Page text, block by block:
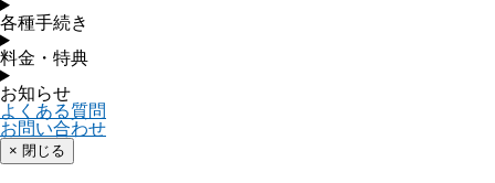
各種手続き
料金・特典
お知らせ
よくある質問
お問い合わせ
× 閉じる